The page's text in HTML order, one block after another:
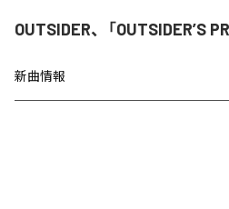
OUTSIDER、「OUTSIDER’S
新曲情報